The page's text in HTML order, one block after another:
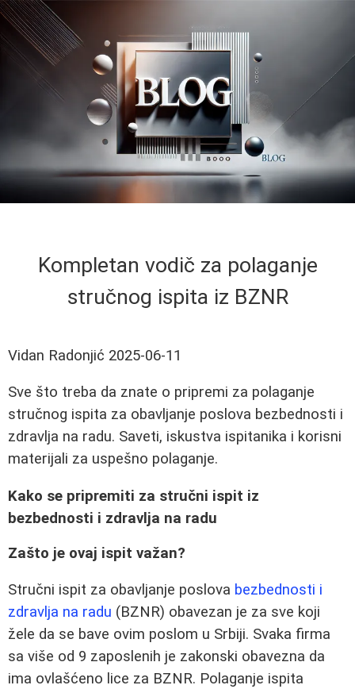
Kompletan vodič za polaganje
stručnog ispita iz BZNR
Vidan Radonjić 2025-06-11
Sve što treba da znate o pripremi za polaganje
stručnog ispita za obavljanje poslova bezbednosti i
zdravlja na radu. Saveti, iskustva ispitanika i korisni
materijali za uspešno polaganje.
Kako se pripremiti za stručni ispit iz
bezbednosti i zdravlja na radu
Zašto je ovaj ispit važan?
Stručni ispit za obavljanje poslova bezbednosti i
zdravlja na radu (BZNR) obavezan je za sve koji
žele da se bave ovim poslom u Srbiji. Svaka firma
sa više od 9 zaposlenih je zakonski obavezna da
ima ovlašćeno lice za BZNR. Polaganje ispita